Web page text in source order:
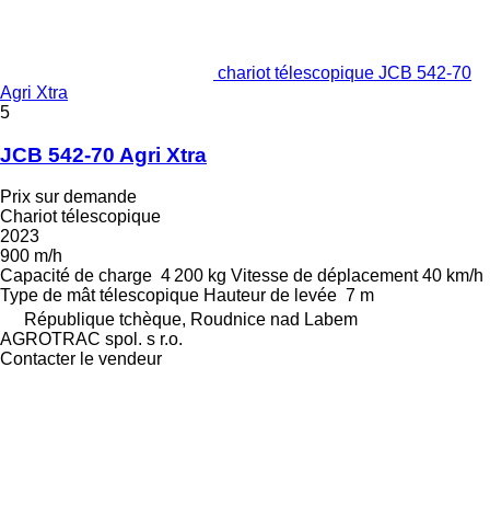
chariot télescopique JCB 542-70
Agri Xtra
5
JCB 542-70 Agri Xtra
Prix sur demande
Chariot télescopique
2023
900 m/h
Capacité de charge 4 200 kg Vitesse de déplacement 40 km/h
Type de mât télescopique Hauteur de levée 7 m
République tchèque, Roudnice nad Labem
AGROTRAC spol. s r.o.
Contacter le vendeur